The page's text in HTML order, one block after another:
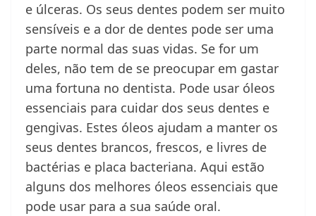
e úlceras. Os seus dentes podem ser muito
sensíveis e a dor de dentes pode ser uma
parte normal das suas vidas. Se for um
deles, não tem de se preocupar em gastar
uma fortuna no dentista. Pode usar óleos
essenciais para cuidar dos seus dentes e
gengivas. Estes óleos ajudam a manter os
seus dentes brancos, frescos, e livres de
bactérias e placa bacteriana. Aqui estão
alguns dos melhores óleos essenciais que
pode usar para a sua saúde oral.